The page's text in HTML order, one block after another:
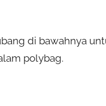
di bawahnya
polybag.